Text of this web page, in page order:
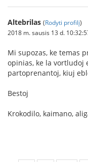
Altebrilas (Rodyti profilį)
2018 m. sausis 13 d.
Mi supozas, ke temas
opinias, ke la vortludoj
partoprenantoj, kiuj
Bestoj
Krokodilo, kaimano,